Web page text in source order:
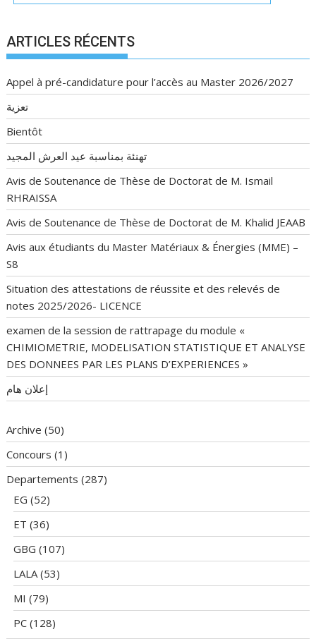
ARTICLES RÉCENTS
Appel à pré-candidature pour l’accès au Master 2026/2027
تعزية
Bientôt
تهنئة بمناسبة عيد العرش المجيد
Avis de Soutenance de Thèse de Doctorat de M. Ismail
RHRAISSA
Avis de Soutenance de Thèse de Doctorat de M. Khalid JEAAB
Avis aux étudiants du Master Matériaux & Énergies (MME) –
S8
Situation des attestations de réussite et des relevés de
notes 2025/2026- LICENCE
examen de la session de rattrapage du module «
CHIMIOMETRIE, MODELISATION STATISTIQUE ET ANALYSE
DES DONNEES PAR LES PLANS D’EXPERIENCES »
إعلان هام
Archive (50)
Concours (1)
Departements (287)
EG (52)
ET (36)
GBG (107)
LALA (53)
MI (79)
PC (128)